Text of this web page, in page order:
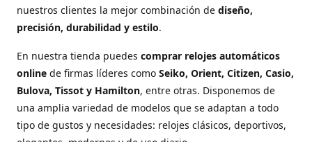
nuestros clientes la mejor combinación de diseño,
precisión, durabilidad y estilo.
En nuestra tienda puedes comprar relojes automáticos
online de firmas líderes como Seiko, Orient, Citizen, Casio,
Bulova, Tissot y Hamilton, entre otras. Disponemos de
una amplia variedad de modelos que se adaptan a todo
tipo de gustos y necesidades: relojes clásicos, deportivos,